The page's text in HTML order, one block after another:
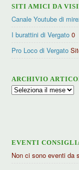
SITI AMICI DA
Canale Youtube di
I burattini di Vergato 0
Pro Loco di Vergato
ARCHIVIO
Archivio
EVENTI
Non ci sono eventi da